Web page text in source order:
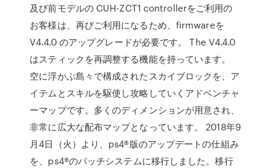
及び前モデルの CUH-ZCT1 controllerをご利用の
お客様は、再びご利用になるため、firmwareを
V4.4.0 のアップグレードが必要です。 The V4.4.0
はスティックを再調整する機能を持っています。
空に浮かぶ島々で構成されたスカイブロックを、ア
イテムとスキルを駆使し攻略していくアドベンチャ
ーマップです。多くのディメンションが用意され、
非常に広大な配布マップとなっています。 2018年9
月4日（火）より、ps4®版のアップデートの仕組み
を、ps4®のパッチシステムに移行しました。移行